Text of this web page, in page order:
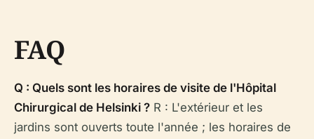
FAQ
Q : Quels sont les horaires de visite de l'Hôpital
Chirurgical de Helsinki ? R : L'extérieur et les
jardins sont ouverts toute l'année ; les horaires de